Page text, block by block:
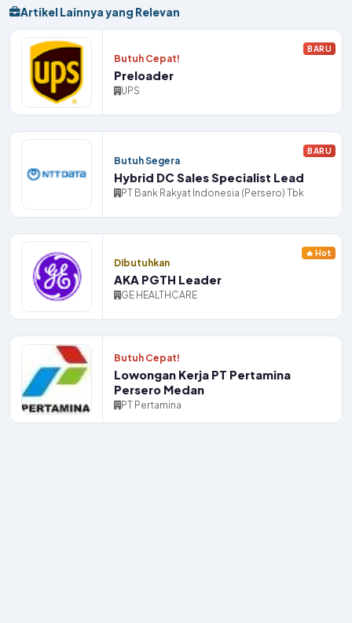
Artikel Lainnya yang Relevan
Butuh Cepat!
Preloader
UPS
BARU
Butuh Segera
Hybrid DC Sales Specialist Lead
PT Bank Rakyat Indonesia (Persero) Tbk
BARU
Dibutuhkan
AKA PGTH Leader
GE HEALTHCARE
🔥 Hot
Butuh Cepat!
Lowongan Kerja PT Pertamina
Persero Medan
PT Pertamina